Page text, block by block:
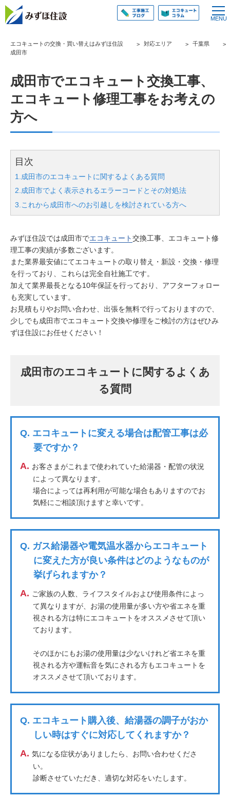
エコキュートの交換・買い替えはみずほ住設 対応エリア
千葉県
成田市
成田市でエコキュート交換工事、
エコキュート修理工事をお考えの
方へ
目次
1.成田市のエコキュートに関するよくある質問
2.成田市でよく表示されるエラーコードとその対処法
3.これから成田市へのお引越しを検討されている方へ
みずほ住設では成田市でエコキュート交換工事、エコキュート修
理工事の実績が多数ございます。
また業界最安値にてエコキュートの取り替え・新設・交換・修理
を行っており、これらは完全自社施工です。
加えて業界最長となる10年保証を行っており、アフターフォロー
も充実しています。
お見積もりやお問い合わせ、出張を無料で行っておりますので、
少しでも成田市でエコキュート交換や修理をご検討の方はぜひみ
ずほ住設にお任せください！
成田市のエコキュートに関するよくあ
る質問
Q. エコキュートに変える場合は配管工事は必
要ですか？
A. お客さまがこれまで使われていた給湯器・配管の状況
によって異なります。
場合によっては再利用が可能な場合もありますのでお
気軽にご相談頂けますと幸いです。
Q. ガス給湯器や電気温水器からエコキュート
に変えた方が良い条件はどのようなものが
挙げられますか？
A. ご家族の人数、ライフスタイルおよび使用条件によっ
て異なりますが、お湯の使用量が多い方や省エネを重
視される方は特にエコキュートをオススメさせて頂い
ております。
そのほかにもお湯の使用量は少ないけれど省エネを重
視される方や運転音を気にされる方もエコキュートを
オススメさせて頂いております。
Q. エコキュート購入後、給湯器の調子がおか
しい時はすぐに対応してくれますか？
A. 気になる症状がありましたら、お問い合わせくださ
い。
診断させていただき、適切な対応をいたします。